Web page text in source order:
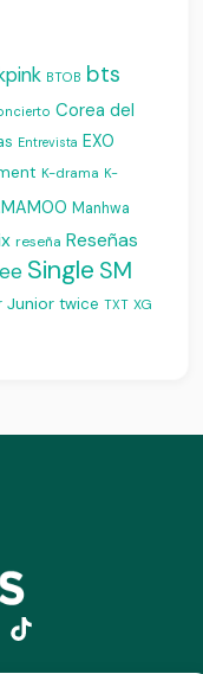
BTOB bts
Corea del
Entrevista EXO
K-drama K-
Manhwa
reseña Reseñas
Single SM
Junior twice TXT XG